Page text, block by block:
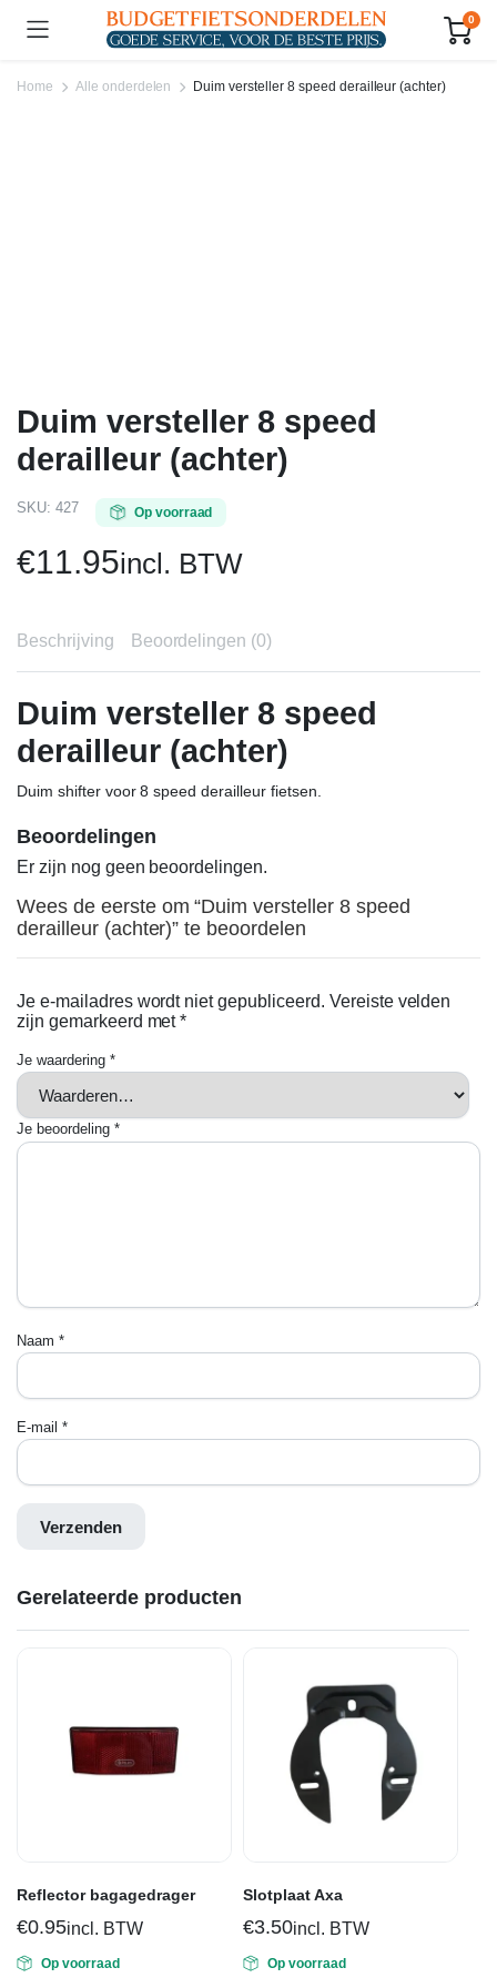
0
Home Alle onderdelen Duim versteller 8 speed derailleur (achter)
Duim versteller 8 speed
derailleur (achter)
SKU: 427 Op voorraad
€11.95incl. BTW
Beschrijving Beoordelingen (0)
Duim versteller 8 speed
derailleur (achter)
Duim shifter voor 8 speed derailleur fietsen.
Beoordelingen
Er zijn nog geen beoordelingen.
Wees de eerste om “Duim versteller 8 speed
derailleur (achter)” te beoordelen
Je e-mailadres wordt niet gepubliceerd. Vereiste velden
zijn gemarkeerd met*
Je waardering *
Je beoordeling *
Naam *
E-mail *
Gerelateerde producten
Reflector bagagedrager
€0.95incl. BTW
Op voorraad
Slotplaat Axa
€3.50incl. BTW
Op voorraad